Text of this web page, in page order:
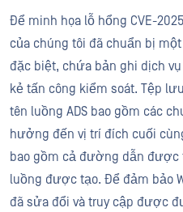
Để minh họa lỗ hổng CVE-
của chúng tôi đã chuẩn bị
đặc biệt, chứa bản ghi dịch vụ
kẻ tấn công kiểm soát. Tệp
tên luồng ADS bao gồm các
hưởng đến vị trí đích cuối
bao gồm cả đường dẫn được
luồng được tạo. Để đảm bảo
đã sửa đổi và truy cập được